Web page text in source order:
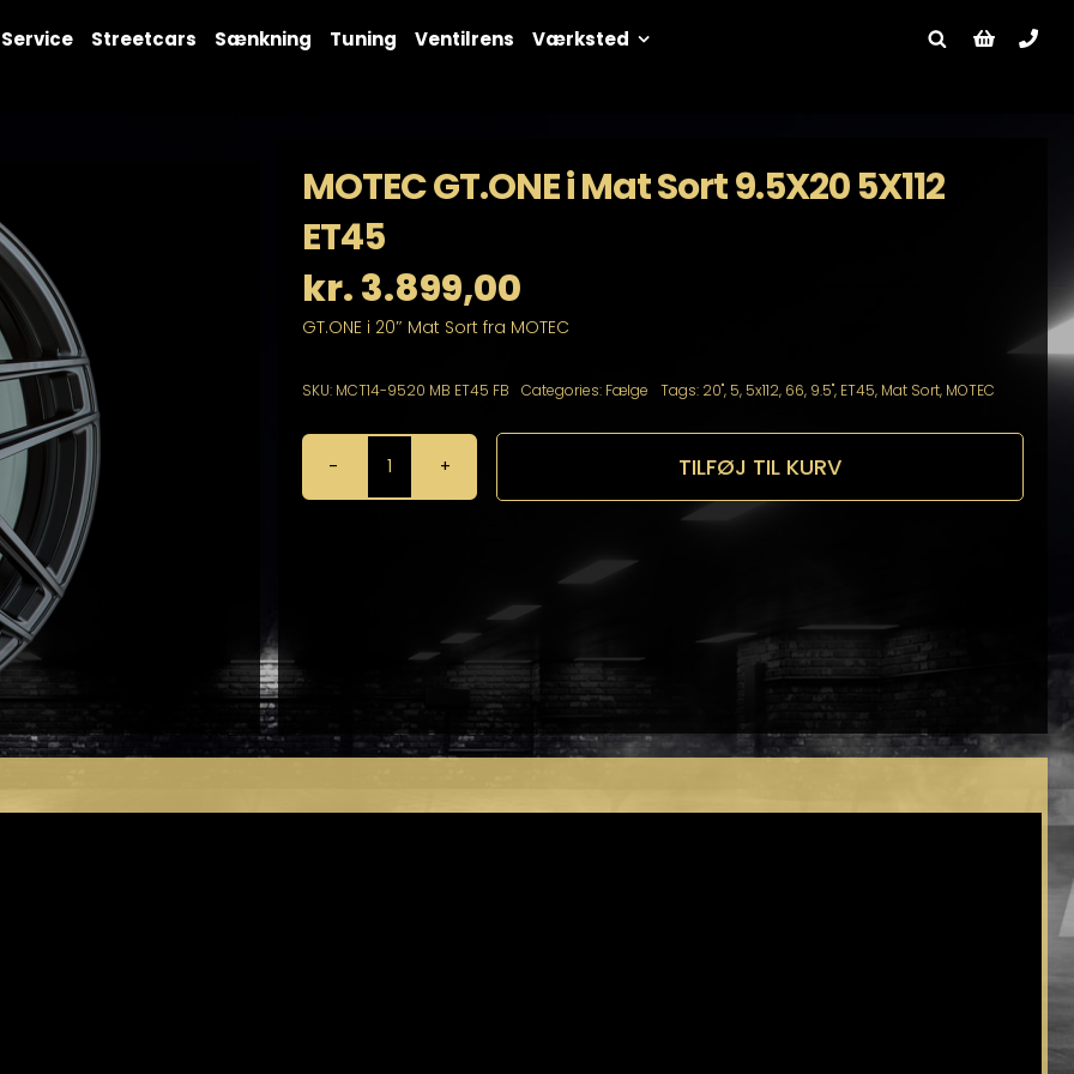
Service Streetcars Sænkning Tuning Ventilrens Værksted
MOTEC GT.ONE i Mat Sort 9.5X20 5X112
ET45
kr.3.899,00
GT.ONE i 20″ Mat Sort fra MOTEC
SKU: MCT14-9520 MB ET45 FB Categories: Fælge Tags: 20", 5, 5x112, 66, 9.5", ET45, Mat Sort, MOTEC
MOTEC
GT.ONE
antal
TILFØJ TIL KURV